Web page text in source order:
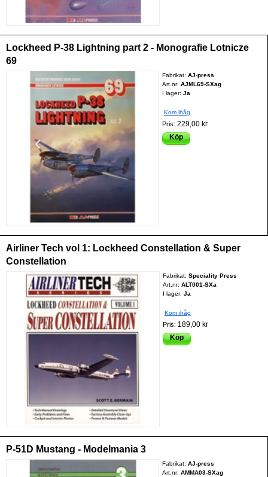
Lockheed P-38 Lightning part 2 - Monografie Lotnicze
69
Fabrikat:AJ-press
Art.nr:AJML69-SXag
I lager: Ja
Kom ihåg
Pris:229,00 kr
Köp
Airliner Tech vol 1: Lockheed Constellation & Super
Constellation
Fabrikat: Speciality Press
Art.nr: ALT001-SXa
I lager: Ja
Kom ihåg
Pris: 189,00 kr
Köp
P-51D Mustang - Modelmania 3
Fabrikat:AJ-press
Art.nr:AMMA03-SXag